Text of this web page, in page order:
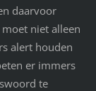
daarvoor
niet alleen
alert houden
er immers
te